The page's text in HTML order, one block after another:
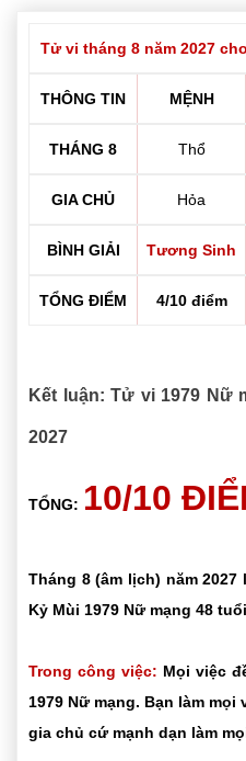
Tử vi tháng 8 năm 2027
THÔNG TIN MỆNH
THÁNG 8 Thổ
GIA CHỦ Hỏa
BÌNH GIẢI Tương Sinh
TỔNG ĐIỂM 4/10 điểm
Kết luận: Tử vi 1979 Nữ
2027
TỔNG: 10/10
Tháng 8 (âm lịch) năm
Kỷ Mùi 1979 Nữ mạng 48
Trong công việc: Mọi việc
1979 Nữ mạng. Bạn làm
gia chủ cứ mạnh dạn làm